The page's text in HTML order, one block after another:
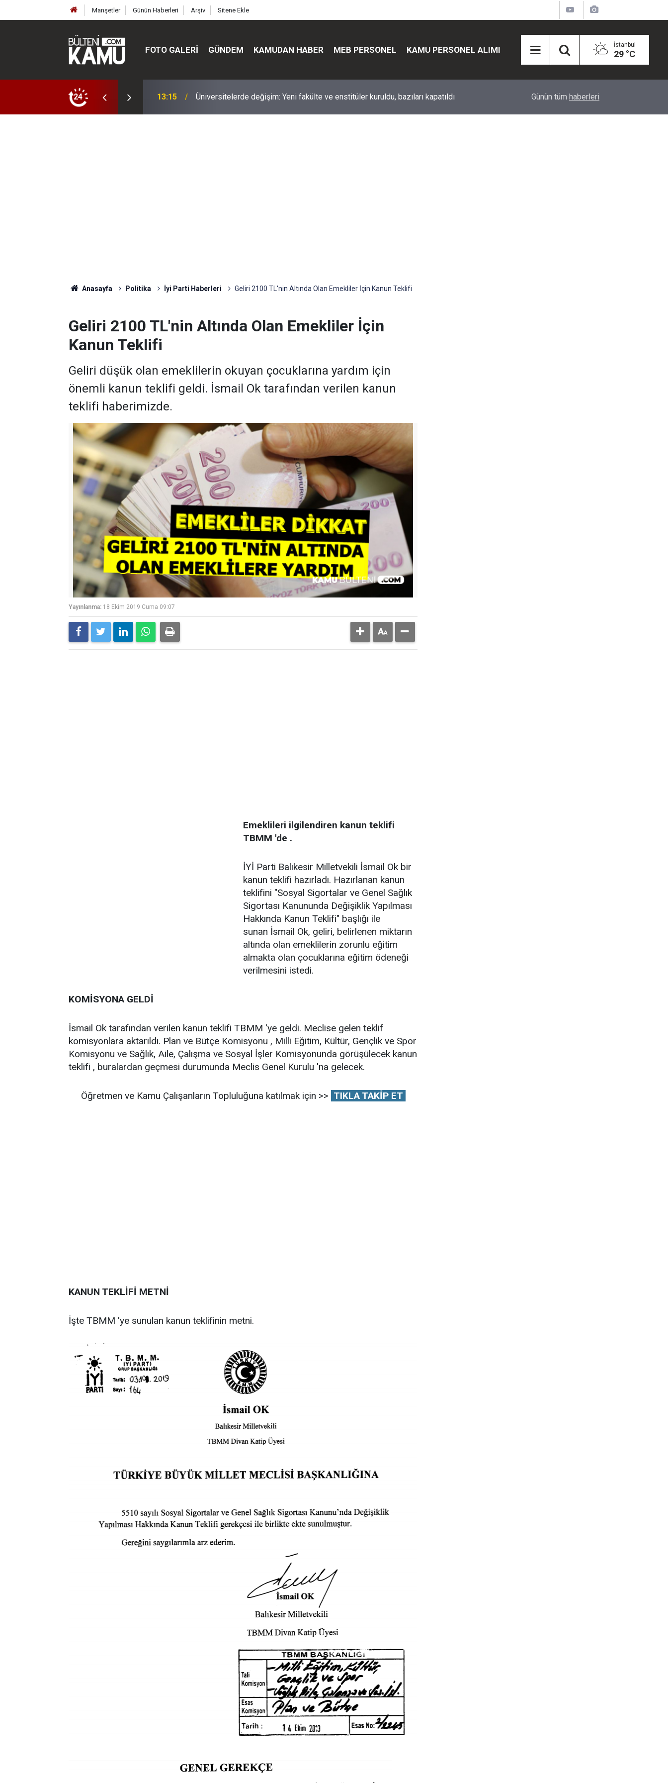
Manşetler Günün Haberleri Arşiv Sitene Ekle
FOTO GALERI GÜNDEM KAMUDAN HABER MEB PERSONEL KAMU PERSONEL ALIMI İstanbul
29 °C
24
ve enstitüler kuruldu, bazıları kapatıldı 13:00 MEB’de üst düzey değişim: Genel müdürler değişti, yeni isimler atandı Eğiti Bir Sen'den Kadınlar İçin Olay Teklif:
Günün tüm haberleri
Anasayfa Politika İyi Parti Haberleri Geliri 2100 TL'nin Altında Olan Emekliler İçin Kanun Teklifi
Geliri 2100 TL'nin Altında Olan Emekliler İçin
Kanun Teklifi
Geliri düşük olan emeklilerin okuyan çocuklarına yardım için
önemli kanun teklifi geldi. İsmail Ok tarafından verilen kanun
teklifi haberimizde.
Yayınlanma: 18 Ekim 2019 Cuma 09:07
Emeklileri ilgilendiren kanun teklifi
TBMM 'de .
İYİ Parti Balıkesir Milletvekili İsmail Ok bir
kanun teklifi hazırladı. Hazırlanan kanun
teklifini "Sosyal Sigortalar ve Genel Sağlık
Sigortası Kanununda Değişiklik Yapılması
Hakkında Kanun Teklifi" başlığı ile
sunan İsmail Ok, geliri, belirlenen miktarın
altında olan emeklilerin zorunlu eğitim
almakta olan çocuklarına eğitim ödeneği
verilmesini istedi.
KOMİSYONA GELDİ
İsmail Ok tarafından verilen kanun teklifi TBMM 'ye geldi. Meclise gelen teklif
komisyonlara aktarıldı. Plan ve Bütçe Komisyonu , Milli Eğitim, Kültür, Gençlik ve Spor
Komisyonu ve Sağlık, Aile, Çalışma ve Sosyal İşler Komisyonunda görüşülecek kanun
teklifi , buralardan geçmesi durumunda Meclis Genel Kurulu 'na gelecek.
Öğretmen ve Kamu Çalışanların Topluluğuna katılmak için >> TIKLA TAKİP ET
KANUN TEKLİFİ METNİ
İşte TBMM 'ye sunulan kanun teklifinin metni.